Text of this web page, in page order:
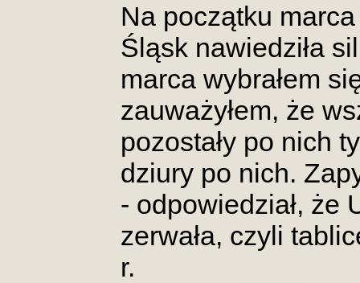
Na początku
Śląsk nawiedziła
marca wybrałem
zauważyłem, że
pozostały po nich
dziury po nich.
- odpowiedział, że
zerwała, czyli
r.